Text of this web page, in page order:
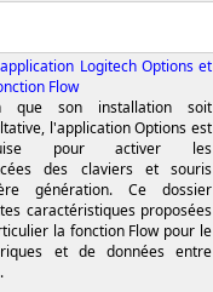
Logitech Options et
Flow
que son installation soit
l'application Options est
pour activer les
des claviers et souris
génération. Ce dossier
caractéristiques proposées
la fonction Flow pour le
et de données entre